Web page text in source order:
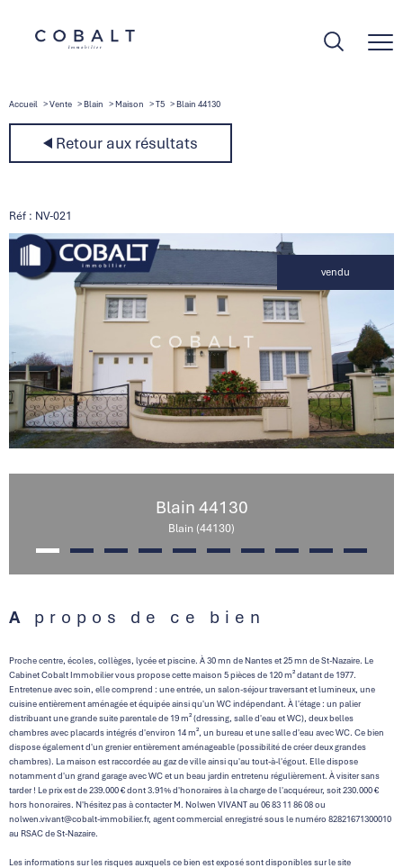
Accueil Vente Blain Maison T5 Blain 44130
Retour aux résultats
Réf : NV-021
vendu
Blain 44130
Blain (44130)
A propos de ce bien
Proche centre, écoles, collèges, lycée et piscine. À 30 mn de Nantes et 25 mn de St-Nazaire. Le
Cabinet Cobalt Immobilier vous propose cette maison 5 pièces de 120 m² datant de 1977.
Entretenue avec soin, elle comprend : une entrée, un salon-séjour traversant et lumineux, une
cuisine entièrement aménagée et équipée ainsi qu'un WC indépendant. À l'étage : un palier
distribuant une grande suite parentale de 19 m² (dressing, salle d'eau et WC), deux belles
chambres avec placards intégrés d'environ 14 m², un bureau et une salle d'eau avec WC. Ce bien
dispose également d'un grenier entièrement aménageable (possibilité de créer deux grandes
chambres). La maison est raccordée au gaz de ville ainsi qu'au tout-à-l'égout. Elle dispose
notamment d'un grand garage avec WC et un beau jardin entretenu régulièrement. À visiter sans
tarder ! Le prix est de 239.000 € dont 3.91% d'honoraires à la charge de l'acquéreur, soit 230.000 €
hors honoraires. N'hésitez pas à contacter M. Nolwen VIVANT au 06 83 11 86 08 ou
nolwen.vivant@cobalt-immobilier.fr, agent commercial enregistré sous le numéro 82821671300010
au RSAC de St-Nazaire.
Les informations sur les risques auxquels ce bien est exposé sont disponibles sur le site